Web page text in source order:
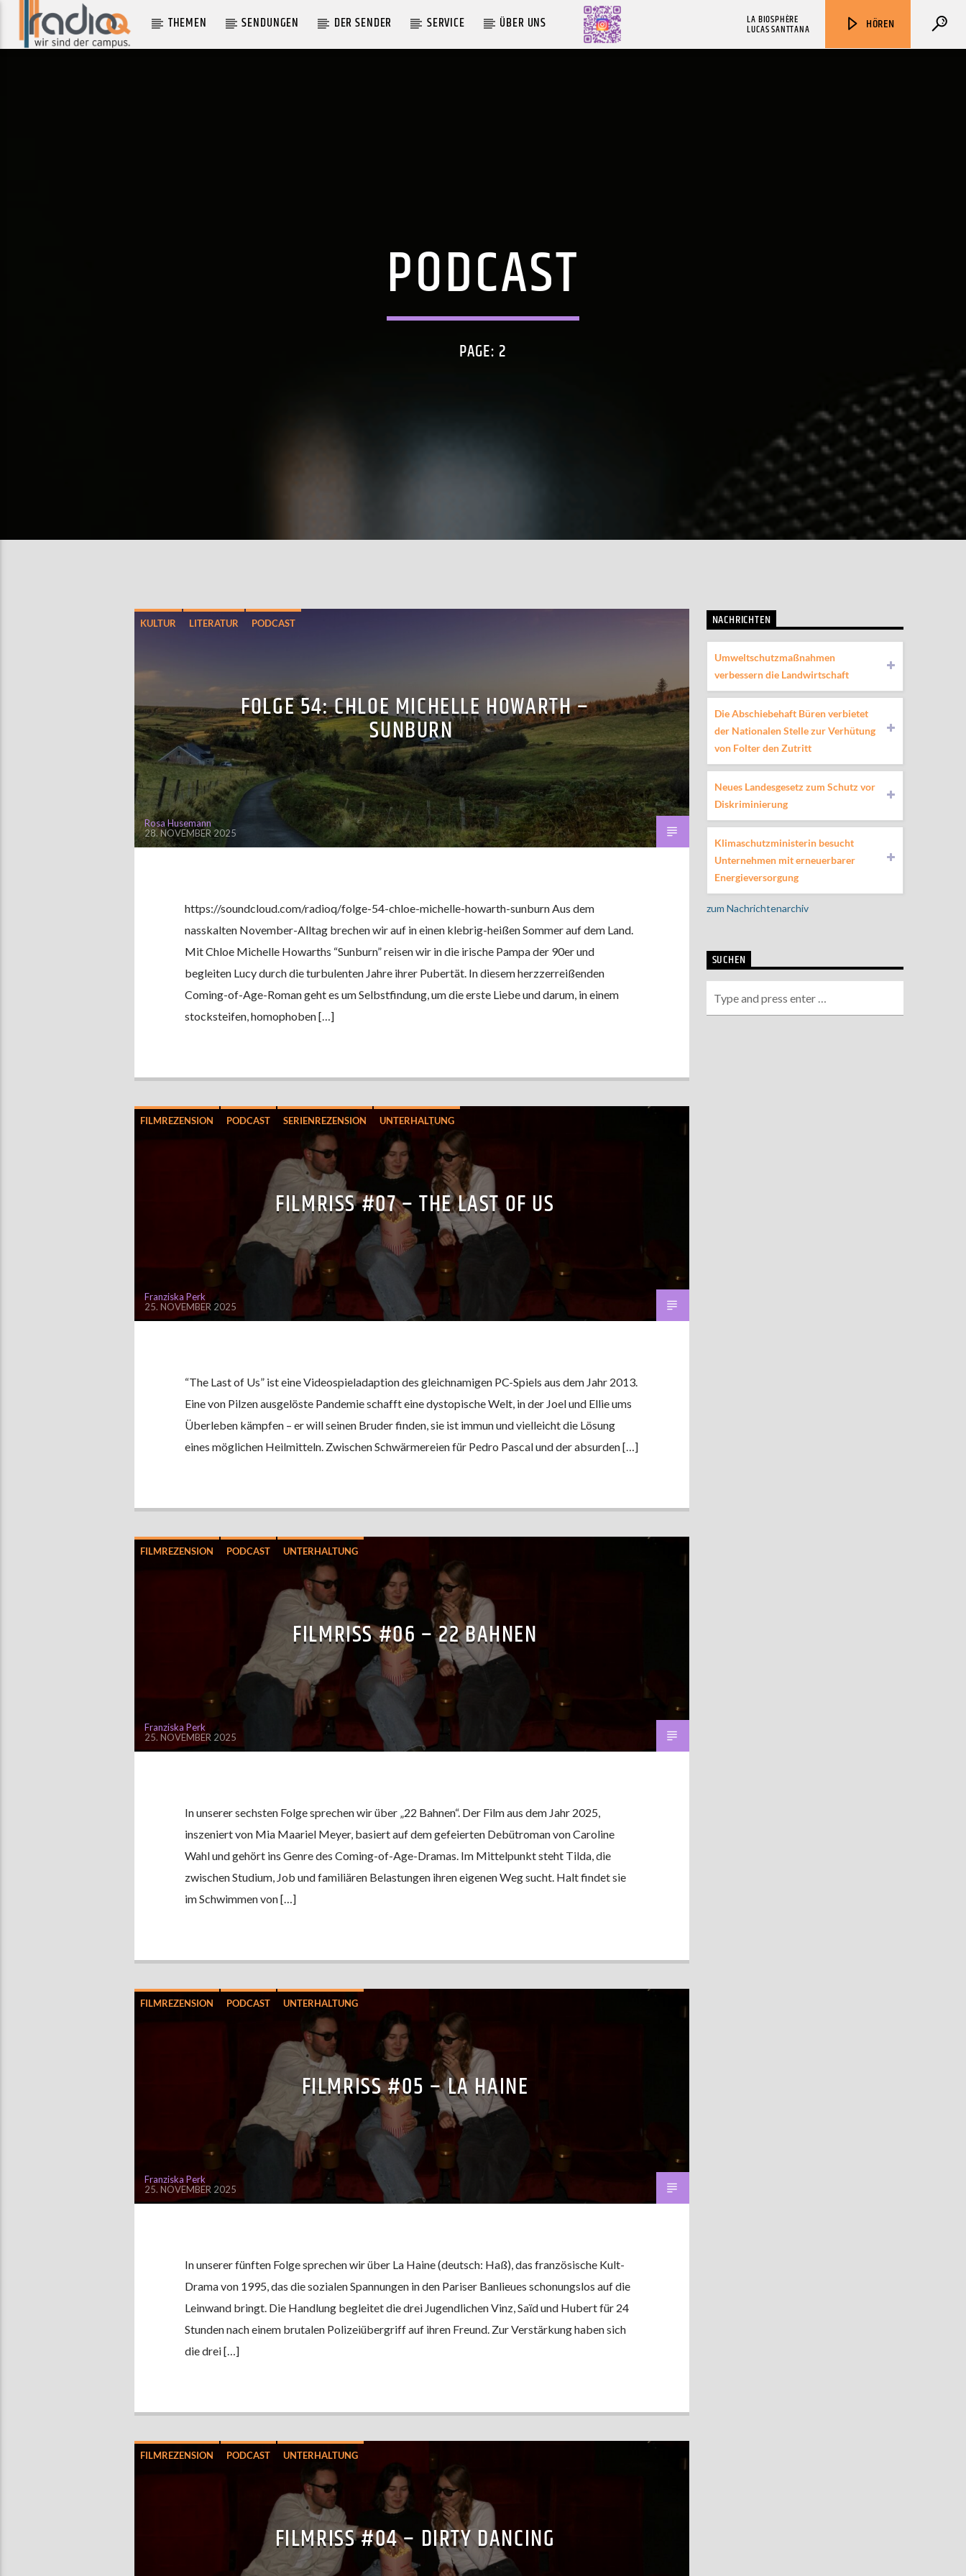
THEMEN SENDUNGEN DER SENDER SERVICE ÜBER UNS HÖREN
LA BIOSPHÈRE
LUCAS SANTTANA
PODCAST
PAGE: 2
KULTUR LITERATUR PODCAST
FOLGE 54: CHLOE MICHELLE HOWARTH –
SUNBURN
Rosa Husemann
28. NOVEMBER 2025
https://soundcloud.com/radioq/folge-54-chloe-michelle-howarth-sunburn Aus dem
nasskalten November-Alltag brechen wir auf in einen klebrig-heißen Sommer auf dem Land.
Mit Chloe Michelle Howarths “Sunburn” reisen wir in die irische Pampa der 90er und
begleiten Lucy durch die turbulenten Jahre ihrer Pubertät. In diesem herzzerreißenden
Coming-of-Age-Roman geht es um Selbstfindung, um die erste Liebe und darum, in einem
stocksteifen, homophoben […]
FILMREZENSION PODCAST SERIENREZENSION UNTERHALTUNG
FILMRISS #07 – THE LAST OF US
Franziska Perk
25. NOVEMBER 2025
“The Last of Us” ist eine Videospieladaption des gleichnamigen PC-Spiels aus dem Jahr 2013.
Eine von Pilzen ausgelöste Pandemie schafft eine dystopische Welt, in der Joel und Ellie ums
Überleben kämpfen – er will seinen Bruder finden, sie ist immun und vielleicht die Lösung
eines möglichen Heilmitteln. Zwischen Schwärmereien für Pedro Pascal und der absurden […]
FILMREZENSION PODCAST UNTERHALTUNG
FILMRISS #06 – 22 BAHNEN
Franziska Perk
25. NOVEMBER 2025
In unserer sechsten Folge sprechen wir über „22 Bahnen“. Der Film aus dem Jahr 2025,
inszeniert von Mia Maariel Meyer, basiert auf dem gefeierten Debütroman von Caroline
Wahl und gehört ins Genre des Coming-of-Age-Dramas. Im Mittelpunkt steht Tilda, die
zwischen Studium, Job und familiären Belastungen ihren eigenen Weg sucht. Halt findet sie
im Schwimmen von […]
FILMREZENSION PODCAST UNTERHALTUNG
FILMRISS #05 – LA HAINE
Franziska Perk
25. NOVEMBER 2025
In unserer fünften Folge sprechen wir über La Haine (deutsch: Haß), das französische Kult-
Drama von 1995, das die sozialen Spannungen in den Pariser Banlieues schonungslos auf die
Leinwand bringt. Die Handlung begleitet die drei Jugendlichen Vinz, Saïd und Hubert für 24
Stunden nach einem brutalen Polizeiübergriff auf ihren Freund. Zur Verstärkung haben sich
die drei […]
FILMREZENSION PODCAST UNTERHALTUNG
FILMRISS #04 – DIRTY DANCING
NACHRICHTEN
Umweltschutzmaßnahmen
verbessern die Landwirtschaft
Die Abschiebehaft Büren verbietet
der Nationalen Stelle zur Verhütung
von Folter den Zutritt
Neues Landesgesetz zum Schutz vor
Diskriminierung
Klimaschutzministerin besucht
Unternehmen mit erneuerbarer
Energieversorgung
zum Nachrichtenarchiv
SUCHEN